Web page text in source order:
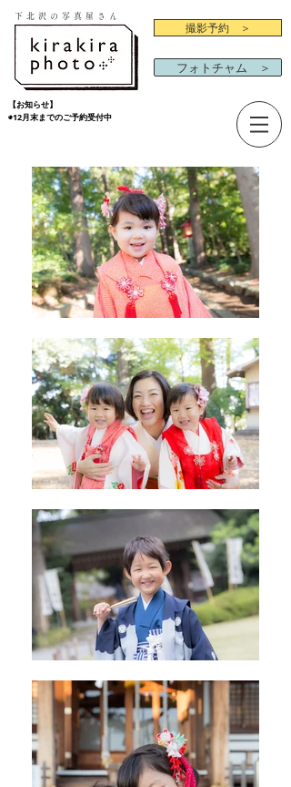
下北沢の写真屋さん
撮影予約 ＞
フォトチャム ＞
【お知らせ】
◉12月末までのご予約受付中